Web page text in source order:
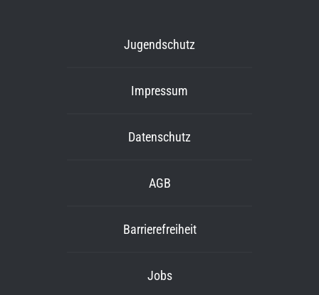
Jugendschutz
Impressum
Datenschutz
AGB
Barrierefreiheit
Jobs